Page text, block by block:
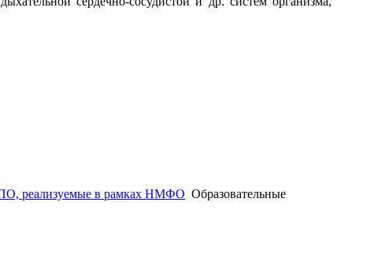
реализуемые в рамках НМФО Образовательные